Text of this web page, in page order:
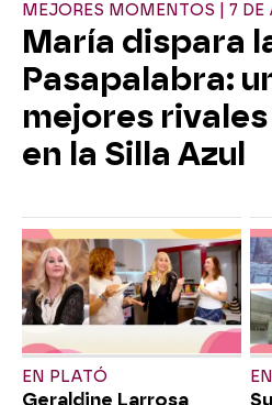
MEJORES MOMENTOS | 7 DE
María dispara
Pasapalabra:
mejores
en la Silla Azul
EN PLATÓ
Geraldine Larrosa